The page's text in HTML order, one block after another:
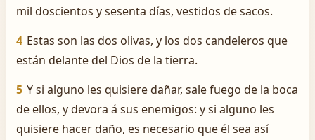
mil doscientos y sesenta días, vestidos de sacos.
4 Estas son las dos olivas, y los dos candeleros que
están delante del Dios de la tierra.
5 Y si alguno les quisiere dañar, sale fuego de la boca
de ellos, y devora á sus enemigos: y si alguno les
quisiere hacer daño, es necesario que él sea así